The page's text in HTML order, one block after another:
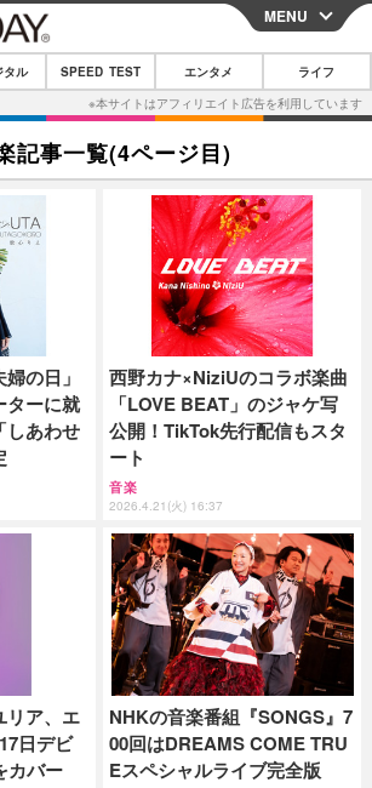
CLOSE
スマートフォン
ガジェット・ツール
その他
映画・ドラマ
韓国・芸能
スポーツ
ブログ
グルメ
ショッピング
方法
MENU
タル SPEED TEST エンタメ ライフ
記事一覧(4ページ目)
の日」
ターに就
しあわせ
西野カナ×NiziUのコラボ楽曲
「LOVE BEAT」のジャケ写
公開！TikTok先行配信もスタ
ート
音楽
2026.4.21(火) 16:37
リア、エ
日デビ
カバー
NHKの音楽番組『SONGS』7
00回はDREAMS COME TRU
Eスペシャルライブ完全版